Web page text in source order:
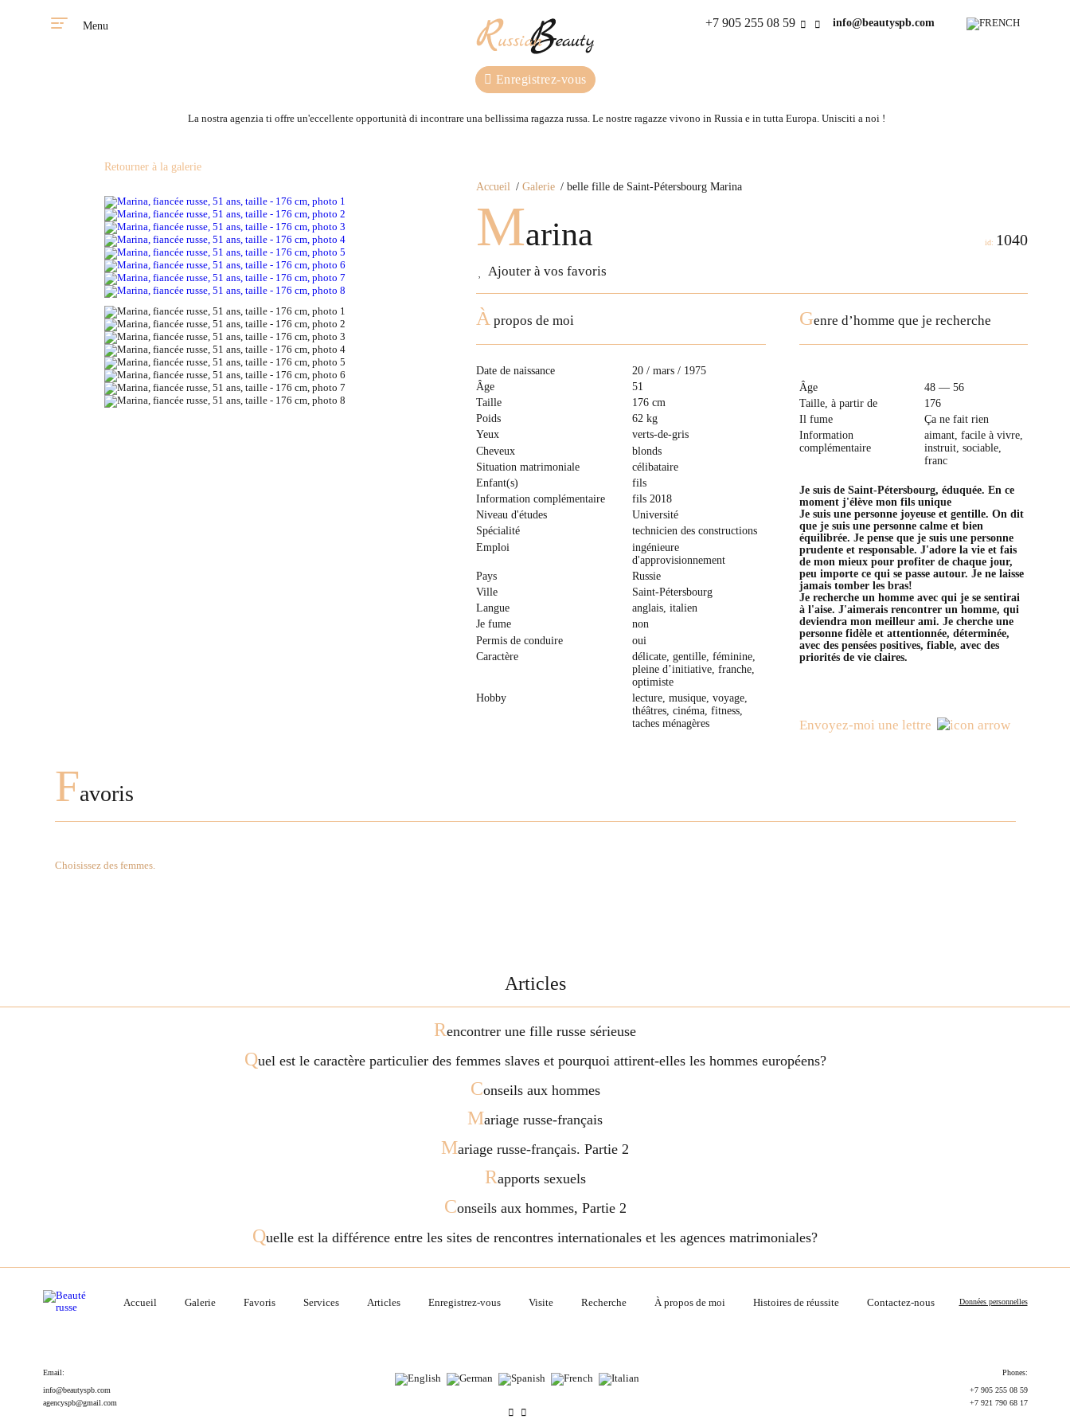
Menu +7 905 255 08 59 info@beautyspb.com
Enregistrez-vous
La nostra agenzia ti offre un'eccellente opportunità di incontrare una bellissima ragazza russa. Le nostre ragazze vivono in Russia e in tutta Europa. Unisciti a noi !
Accueil Galerie belle fille de Saint-Pétersbourg Marina
Marina
Ajouter à vos favoris
id: 1040
Retourner à la galerie
Àpropos de moi
Date de naissance
20 / mars / 1975
Âge
51
Taille
176 cm
Poids
62 kg
Yeux
verts-de-gris
Cheveux
blonds
Situation matrimoniale
célibataire
Enfant(s)
fils
Information complémentaire
fils 2018
Niveau d'études
Université
Spécialité
technicien des constructions
Emploi
ingénieure
d'approvisionnement
Pays
Russie
Ville
Saint-Pétersbourg
Langue
anglais, italien
Je fume
non
Permis de conduire
oui
Caractère
délicate, gentille, féminine,
pleine d’initiative, franche,
optimiste
Hobby
lecture, musique, voyage,
théâtres, cinéma, fitness,
taches ménagères
Genre d’homme que je recherche
Âge
48 — 56
Taille, à partir de
176
Il fume
Ça ne fait rien
Information
complémentaire
aimant, facile à vivre,
instruit, sociable,
franc
Je suis de Saint-Pétersbourg, éduquée. En ce
moment j'élève mon fils unique
Je suis une personne joyeuse et gentille. On dit
que je suis une personne calme et bien
équilibrée. Je pense que je suis une personne
prudente et responsable. J'adore la vie et fais
de mon mieux pour profiter de chaque jour,
peu importe ce qui se passe autour. Je ne laisse
jamais tomber les bras!
Je recherche un homme avec qui je se sentirai
à l'aise. J'aimerais rencontrer un homme, qui
deviendra mon meilleur ami. Je cherche une
personne fidèle et attentionnée, déterminée,
avec des pensées positives, fiable, avec des
priorités de vie claires.
Envoyez-moi une lettre
Favoris
Choisissez des femmes.
Articles
Rencontrer une fille russe sérieuse
Quel est le caractère particulier des femmes slaves et pourquoi attirent-elles les hommes européens?
Conseils aux hommes
Mariage russe-français
Mariage russe-français. Partie 2
Rapports sexuels
Conseils aux hommes, Partie 2
Quelle est la différence entre les sites de rencontres internationales et les agences matrimoniales?
Accueil Galerie Favoris Services Articles Enregistrez-vous Visite Recherche À propos de moi Histoires de réussite Contactez-nous Données personnelles
Email:
info@beautyspb.com
agencyspb@gmail.com
Phones:
+7 905 255 08 59
+7 921 790 68 17